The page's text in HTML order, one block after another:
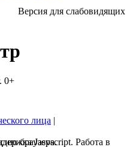
Версия для слабовидящих
2021 г. 0+
лица |
Jasvscript. Работа в
браузера.